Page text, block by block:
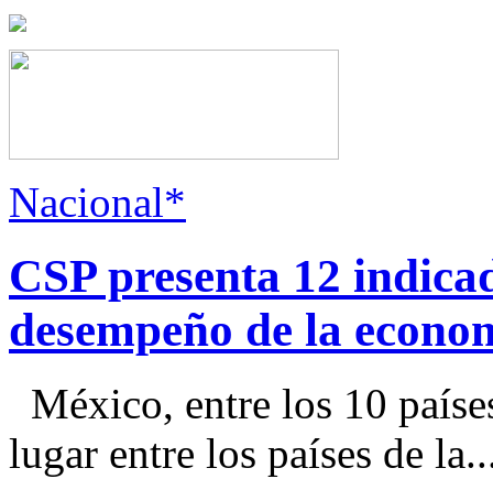
Nacional*
CSP presenta 12
desempeño de la
México, entre los 10
lugar entre los países de